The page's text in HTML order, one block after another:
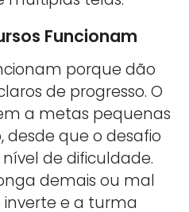
Funcionam
porque dão
de progresso. O
a metas pequenas
que o desafio
de dificuldade.
demais ou mal
inverte e a turma